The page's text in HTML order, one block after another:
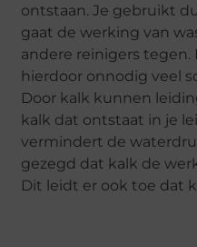
ontstaan. Je gebruikt
gaat de werking van
andere reinigers
hierdoor onnodig veel
Door kalk kunnen
kalk dat ontstaat in je
vermindert de
gezegd dat kalk de
Dit leidt er ook toe dat